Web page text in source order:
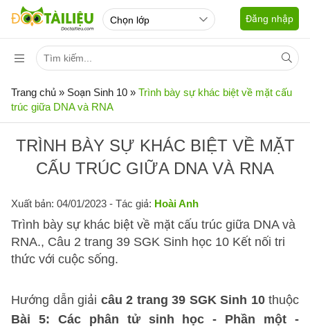
Đăng nhập
Trang chủ » Soạn Sinh 10 » Trình bày sự khác biệt về mặt cấu
trúc giữa DNA và RNA
TRÌNH BÀY SỰ KHÁC BIỆT VỀ MẶT
CẤU TRÚC GIỮA DNA VÀ RNA
Xuất bản: 04/01/2023 - Tác giả: Hoài Anh
Trình bày sự khác biệt về mặt cấu trúc giữa DNA và
RNA., Câu 2 trang 39 SGK Sinh học 10 Kết nối tri
thức với cuộc sống.
Hướng dẫn giải câu 2 trang 39 SGK Sinh 10thuộc
Bài 5: Các phân tử sinh học - Phần một -